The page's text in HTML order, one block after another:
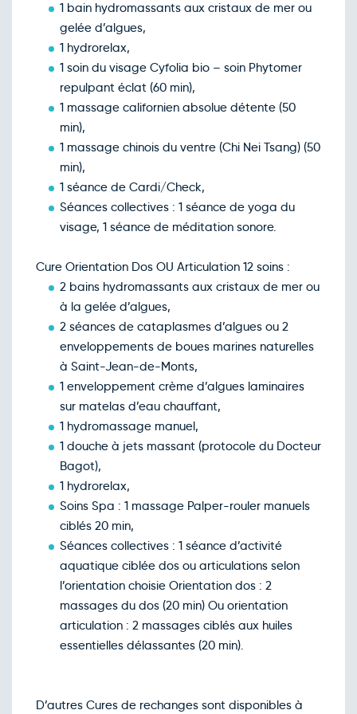
1 bain hydromassants aux cristaux de mer ou
gelée d’algues,
1 hydrorelax,
1 soin du visage Cyfolia bio – soin Phytomer
repulpant éclat (60 min),
1 massage californien absolue détente (50
min),
1 massage chinois du ventre (Chi Nei Tsang) (50
min),
1 séance de Cardi/Check,
Séances collectives : 1 séance de yoga du
visage, 1 séance de méditation sonore.
Cure Orientation Dos OU Articulation 12 soins :
2 bains hydromassants aux cristaux de mer ou
à la gelée d’algues,
2 séances de cataplasmes d’algues ou 2
enveloppements de boues marines naturelles
à Saint-Jean-de-Monts,
1 enveloppement crème d’algues laminaires
sur matelas d’eau chauffant,
1 hydromassage manuel,
1 douche à jets massant (protocole du Docteur
Bagot),
1 hydrorelax,
Soins Spa : 1 massage Palper-rouler manuels
ciblés 20 min,
Séances collectives : 1 séance d’activité
aquatique ciblée dos ou articulations selon
l’orientation choisie Orientation dos : 2
massages du dos (20 min) Ou orientation
articulation : 2 massages ciblés aux huiles
essentielles délassantes (20 min).
D’autres Cures de rechanges sont disponibles à